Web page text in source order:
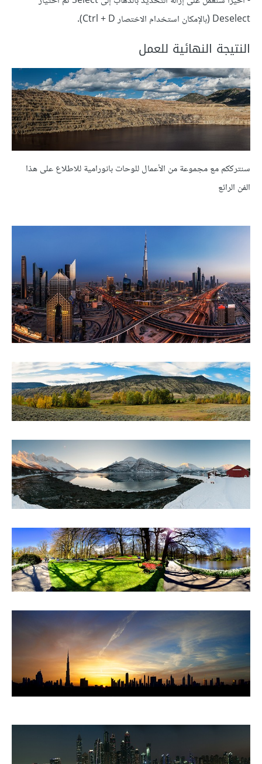
Deselect (بالإمكان استخدام الاختصار Ctrl + D).
النتيجة النهائية للعمل
سنترككم مع مجموعة من الأعمال للوحات بانورامية للاطلاع على هذا
الفن الرائع